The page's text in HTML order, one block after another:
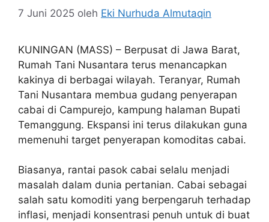
7 Juni 2025 oleh Eki Nurhuda Almutaqin
KUNINGAN (MASS) – Berpusat di Jawa Barat,
Rumah Tani Nusantara terus menancapkan
kakinya di berbagai wilayah. Teranyar, Rumah
Tani Nusantara membua gudang penyerapan
cabai di Campurejo, kampung halaman Bupati
Temanggung. Ekspansi ini terus dilakukan guna
memenuhi target penyerapan komoditas cabai.
Biasanya, rantai pasok cabai selalu menjadi
masalah dalam dunia pertanian. Cabai sebagai
salah satu komoditi yang berpengaruh terhadap
inflasi, menjadi konsentrasi penuh untuk di buat